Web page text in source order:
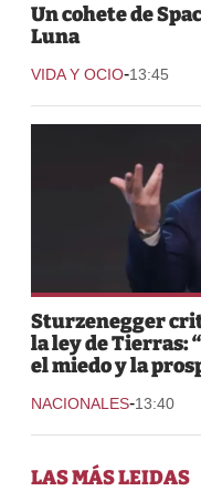
Un cohete de
Luna
VIDA Y OCIO-13:45
Sturzenegger
la ley de Tierras:
el miedo y la
NACIONALES-13:40
LAS MÁS LEIDAS